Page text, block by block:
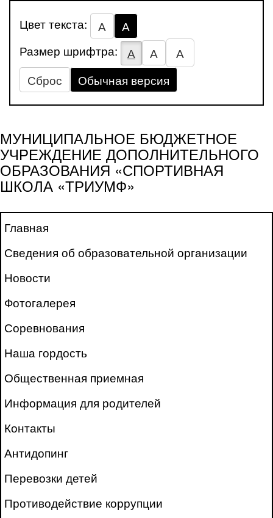
Цвет текста: А
А
Размер шрифтра:
А А
А
Сброс
Обычная версия
МУНИЦИПАЛЬНОЕ БЮДЖЕТНОЕ
УЧРЕЖДЕНИЕ ДОПОЛНИТЕЛЬНОГО
ОБРАЗОВАНИЯ «СПОРТИВНАЯ
ШКОЛА «ТРИУМФ»
Главная
Сведения об образовательной организации
Новости
Фотогалерея
Соревнования
Наша гордость
Общественная приемная
Информация для родителей
Контакты
Антидопинг
Перевозки детей
Противодействие коррупции